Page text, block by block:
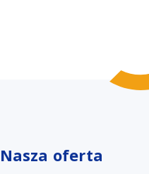
Nasza oferta